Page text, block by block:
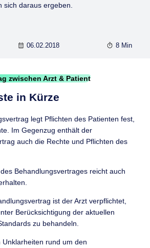
sich daraus ergeben.
06.02.2018 8 Min
zwischen Arzt & Patient
in Kürze
legt Pflichten des Patienten fest,
Im Gegenzug enthält der
auch die Rechte und Pflichten des
Behandlungsvertrages reicht auch
ist der Arzt verpflichtet,
Berücksichtigung der aktuellen
zu behandeln.
Unklarheiten rund um den